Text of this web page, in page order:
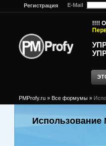
Регистрация E-Mail
!!!!
PMProfy.ru » Все формумы »
Использование